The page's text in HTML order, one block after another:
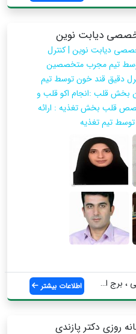
دیابت نوین
دیابت نوین | کنترل
تیم مجرب متخصصین
دقیق قند خون توسط تیم
قلب :انجام اکو قلب و
قلب بخش تغذیه : ارائه
توسط تیم تغذیه
اطلاعات بیشتر
روزی دکتر پازندی